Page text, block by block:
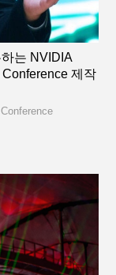
는 NVIDIA
제작